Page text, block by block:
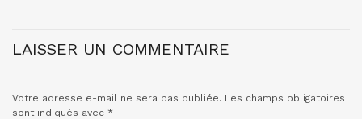
LAISSER UN COMMENTAIRE
Votre adresse e-mail ne sera pas publiée. Les champs obligatoires
sont indiqués avec *